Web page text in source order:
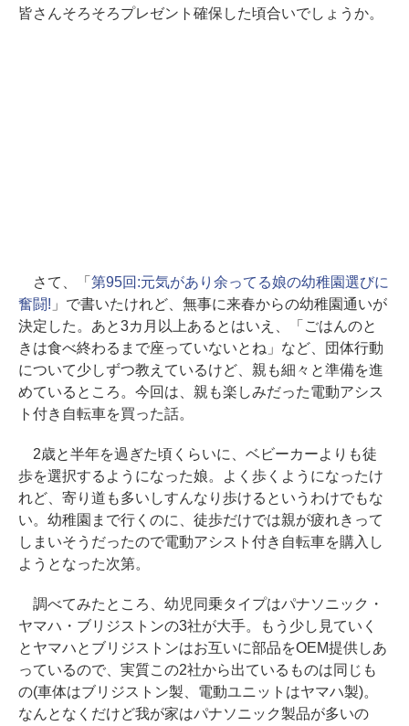
皆さんそろそろプレゼント確保した頃合いでしょうか。
さて、「 第95回:元気があり余ってる娘の幼稚園選びに
奮闘! 」で書いたけれど、無事に来春からの幼稚園通いが
決定した。あと3カ月以上あるとはいえ、「ごはんのと
きは食べ終わるまで座っていないとね」など、団体行動
について少しずつ教えているけど、親も細々と準備を進
めているところ。今回は、親も楽しみだった電動アシス
ト付き自転車を買った話。
2歳と半年を過ぎた頃くらいに、ベビーカーよりも徒
歩を選択するようになった娘。よく歩くようになったけ
れど、寄り道も多いしすんなり歩けるというわけでもな
い。幼稚園まで行くのに、徒歩だけでは親が疲れきって
しまいそうだったので電動アシスト付き自転車を購入し
ようとなった次第。
調べてみたところ、幼児同乗タイプはパナソニック・
ヤマハ・ブリジストンの3社が大手。もう少し見ていく
とヤマハとブリジストンはお互いに部品をOEM提供しあ
っているので、実質この2社から出ているものは同じも
の(車体はブリジストン製、電動ユニットはヤマハ製)。
なんとなくだけど我が家はパナソニック製品が多いの